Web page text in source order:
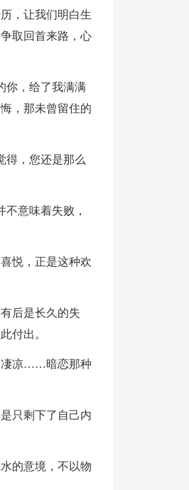
，让我们明白生
取回首来路，心
你，给了我满满
，那未曾留住的
得，您还是那么
意味着失败，
悦，正是这种欢
后是长久的失
付出。
凄凉……暗恋那种
只剩下了自己内
的意境，不以物